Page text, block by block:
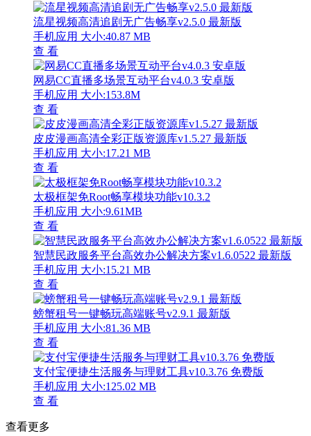
流星视频高清追剧无广告畅享v2.5.0 最新版
手机应用 大小:40.87 MB
查 看
网易CC直播多场景互动平台v4.0.3 安卓版
手机应用 大小:153.8M
查 看
皮皮漫画高清全彩正版资源库v1.5.27 最新版
手机应用 大小:17.21 MB
查 看
太极框架免Root畅享模块功能v10.3.2
手机应用 大小:9.61MB
查 看
智慧民政服务平台高效办公解决方案v1.6.0522 最新版
手机应用 大小:15.21 MB
查 看
螃蟹租号一键畅玩高端账号v2.9.1 最新版
手机应用 大小:81.36 MB
查 看
支付宝便捷生活服务与理财工具v10.3.76 免费版
手机应用 大小:125.02 MB
查 看
查看更多